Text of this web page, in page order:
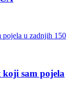
sam pojela